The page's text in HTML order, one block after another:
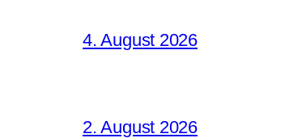
4. August 2026
2. August 2026